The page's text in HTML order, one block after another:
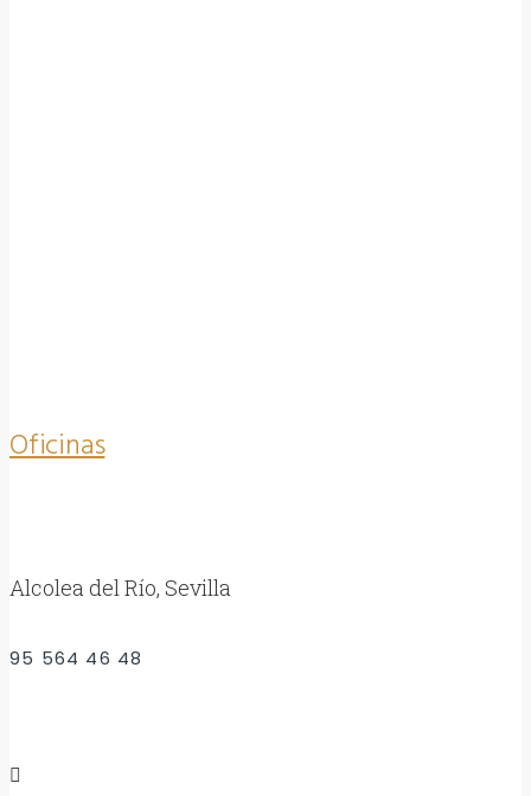
Oficinas
Alcolea del Río, Sevilla
95 564 46 48